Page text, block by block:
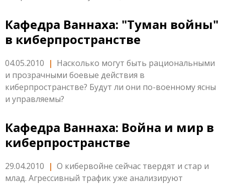
Кафедра Ваннаха: "Туман войны"
в киберпространстве
04.05.2010 | Насколько могут быть рациональными
и прозрачными боевые действия в
киберпространстве? Будут ли они по-военному ясны
и управляемы?
Кафедра Ваннаха: Война и мир в
киберпространстве
29.04.2010 | О кибервойне сейчас твердят и стар и
млад. Агрессивный трафик уже анализируют